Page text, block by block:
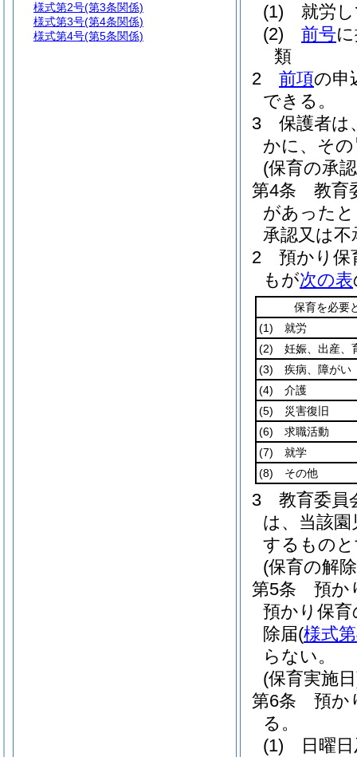
(1)
就労
(2)
前号
類
2
前項の申
できる。
3
保護者は
かに、そ
(保育の承
第4条
教育
があった
承認又は
2
預かり保
もが次の表
保育を必要
(1) 就労
(2) 妊娠、出産、
(3) 疾病、障がい
(4) 介護
(5) 災害復旧
(6) 求職活動
(7) 就学
(8) その他
3
教育委員
は、当該
するもの
(保育の解
第5条
預か
預かり保
除届(様式
らない。
(保育実施
第6条
預か
る。
(1)
日曜
様式第2号(第3条関係)
様式第3号(第4条関係)
様式第4号(第5条関係)